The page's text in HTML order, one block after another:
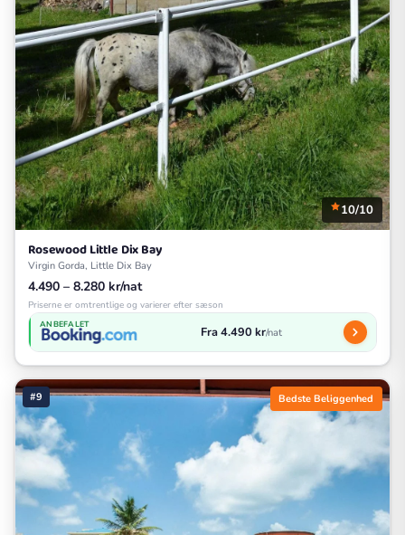
10/10
Rosewood Little Dix Bay
Virgin Gorda, Little Dix Bay
4.490 – 8.280 kr/nat
Priserne er omtrentlige og varierer efter sæson
ANBEFALET Fra 4.490 kr/nat
#9 Bedste Beliggenhed